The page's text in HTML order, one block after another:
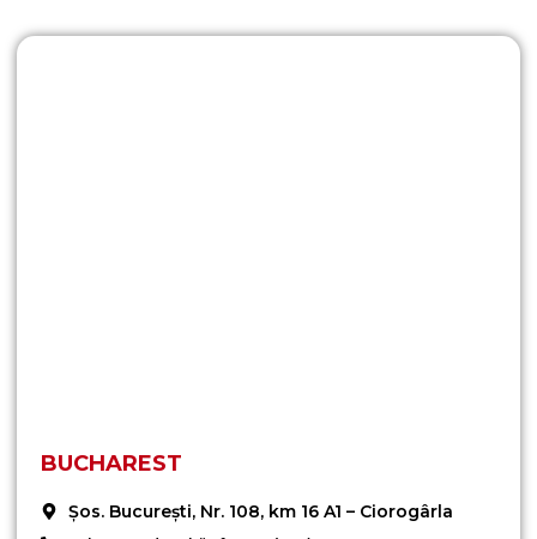
BUCHAREST
Șos. București, Nr. 108, km 16 A1 – Ciorogârla